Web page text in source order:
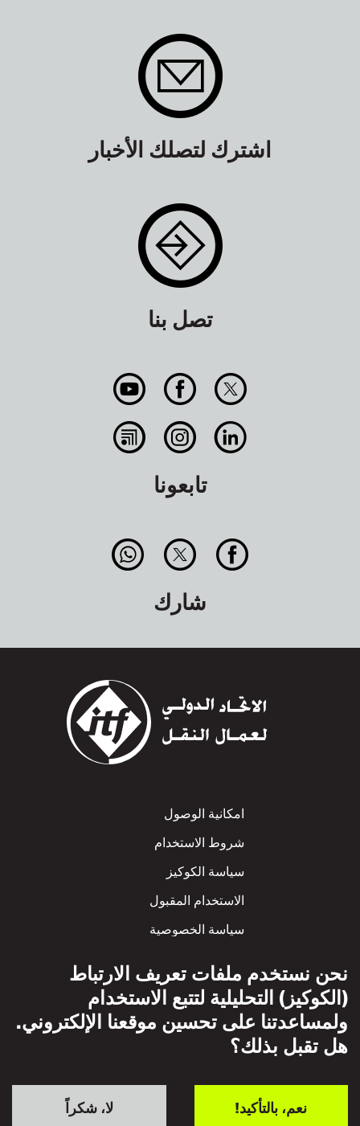
اشترك لتصلك الأخبار
تصل بنا
تابعونا
شارك
Footer
امكانية الوصول
شروط الاستخدام
سياسة الكوكيز
الاستخدام المقبول
سياسة الخصوصية
نحن نستخدم ملفات تعريف الارتباط
(الكوكيز) التحليلية لتتبع الاستخدام
ولمساعدتنا على تحسين موقعنا الإلكتروني.
هل تقبل بذلك؟
لا، شكراً نعم، بالتأكيد!